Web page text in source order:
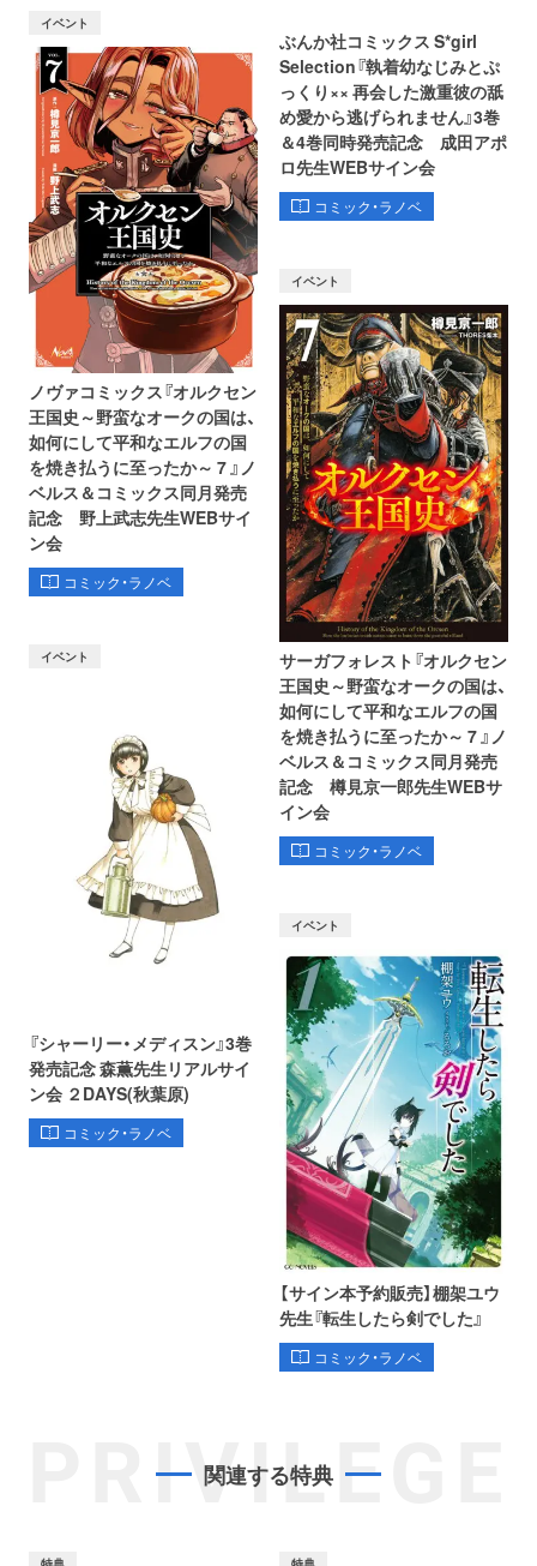
ぶんか社コミックス S*girl
Selection『執着幼なじみとぷ
っくり×× 再会した激重彼の舐
め愛から逃げられません』3巻
＆4巻同時発売記念 成田アポ
ロ先生WEBサイン会
コミック・ラノベ
イベント
ノヴァコミックス『オルクセン
王国史～野蛮なオークの国は、
如何にして平和なエルフの国
を焼き払うに至ったか～ 7 』ノ
ベルス＆コミックス同月発売
記念 野上武志先生WEBサイ
ン会
コミック・ラノベ
イベント
サーガフォレスト『オルクセン
王国史～野蛮なオークの国は、
如何にして平和なエルフの国
を焼き払うに至ったか～ 7 』ノ
ベルス＆コミックス同月発売
記念 樽見京一郎先生WEBサ
イン会
コミック・ラノベ
イベント
『シャーリー・メディスン』3巻
発売記念 森薫先生リアルサイ
ン会 ２DAYS(秋葉原)
コミック・ラノベ
イベント
【サイン本予約販売】棚架ユウ
先生『転生したら剣でした』
コミック・ラノベ
PRIVILEGE
関連する特典